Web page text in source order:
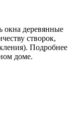
окна деревянные
створок,
Подробнее
доме.